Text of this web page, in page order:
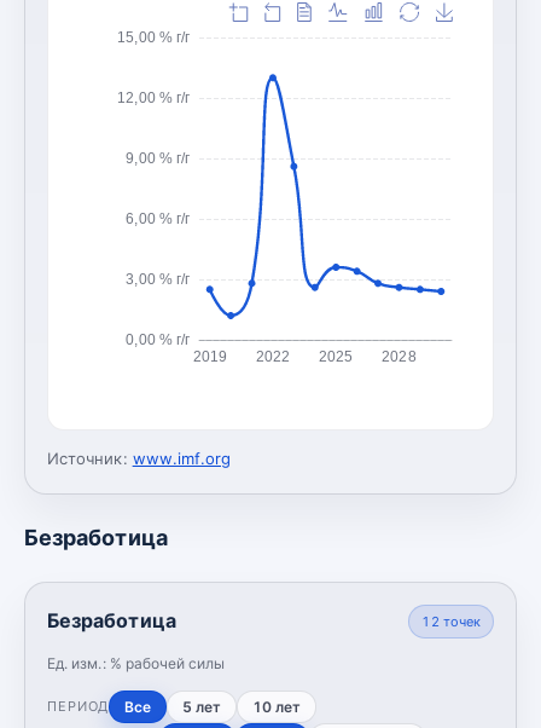
0,00 % г/г
3,00 % г/г
6,00 % г/г
9,00 % г/г
12,00 % г/г
15,00 % г/г
2019 2022 2025 2028
Источник: www.imf.org
Безработица
Безработица
Ед. изм.: % рабочей силы
12 точек
ПЕРИОД Все 5 лет 10 лет